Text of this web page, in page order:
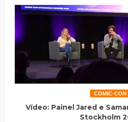
COMIC-CON
Vídeo: Painel Jared e
Stockholm